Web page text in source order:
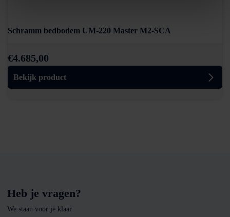
Schramm bedbodem UM-220 Master M2-SCA
€4.685,00
Bekijk product
Heb je vragen?
We staan voor je klaar